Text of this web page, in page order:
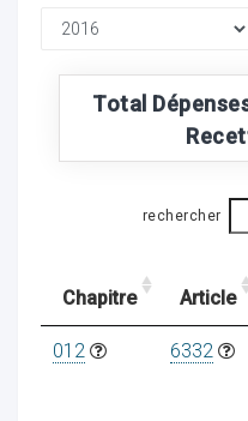
Total
rechercher
Chapitre Article
012 6332